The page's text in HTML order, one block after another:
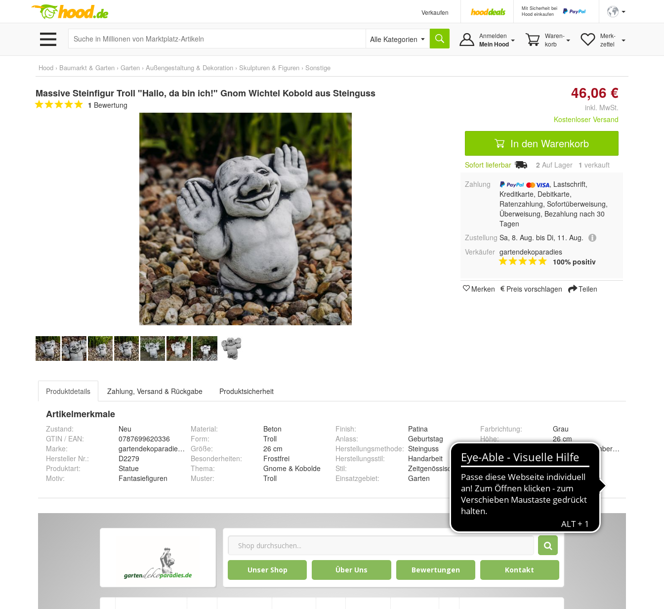
Verkaufen
Mit Sicherheit bei
Hood einkaufen
Alle Kategorien Anmelden
Mein Hood
Waren-
korb
Merk-
zettel
Hood › Baumarkt & Garten › Garten › Außengestaltung & Dekoration › Skulpturen & Figuren › Sonstige
Massive Steinfigur Troll "Hallo, da bin ich!" Gnom Wichtel Kobold aus Steinguss
1 Bewertung
46,06 €
inkl. MwSt.
Kostenloser Versand
In den Warenkorb
Sofort lieferbar 2 Auf Lager 1 verkauft
Zahlung
, Lastschrift,
Kreditkarte, Debitkarte,
Ratenzahlung, Sofortüberweisung,
Überweisung, Bezahlung nach 30
Tagen
Zustellung Sa, 8. Aug. bis Di, 11. Aug.
Verkäufer gartendekoparadies
100% positiv
Merken Preis vorschlagen Teilen
Produktdetails Zahlung, Versand & Rückgabe Produktsicherheit
Artikelmerkmale
Zustand:
Neu
GTIN / EAN:
0787699620336
Marke:
gartendekoparadies.de
Hersteller Nr.:
D2279
Produktart:
Statue
Motiv: Fantasiefiguren
Material:
Beton
Form:
Troll
Größe:
26 cm
Besonderheiten:
Frostfrei
Thema:
Gnome & Kobolde
Muster: Troll
Finish:
Patina
Anlass:
Geburtstag
Herstellungsmethode: Steinguss
Herstellungsstil:
Handarbeit
Stil:
Zeitgenössisch
Einsatzgebiet: Garten
Farbrichtung:
Grau
Höhe:
26 cm
Innen- & Außenbereich
Gewicht : 7 kg